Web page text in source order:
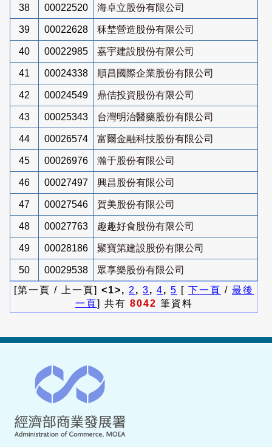
38 00022520 海卓立股份有限公司
39 00022628 秝埜營造股份有限公司
40 00022985 嘉宇建設股份有限公司
41 00024338 順昌國際企業股份有限公司
42 00024549 鼎佶投資股份有限公司
43 00025343 台灣明治醫藥股份有限公司
44 00026574 富爾金融科技股份有限公司
45 00026976 瀚于股份有限公司
46 00027497 興昌股份有限公司
47 00027546 賀美股份有限公司
48 00027763 趣趣好食股份有限公司
49 00028186 聚寶第建設股份有限公司
50 00029538
眾享樂股份有限公司
[第一頁 / 上一頁] <1>, 2 , 3, 4, 5 [ 下一頁 / 最後
一頁] 共有 8042 筆資料